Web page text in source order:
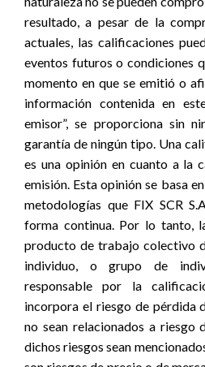
resultado, a pesar de la
actuales, las calificaciones
eventos futuros o condiciones
momento en que se emitió o
información contenida en
emisor”, se proporciona sin
garantía de ningún tipo. Una
es una opinión en cuanto a la
emisión. Esta opinión se basa
metodologías que FIX SCR
forma continua. Por lo tanto,
producto de trabajo colectivo
individuo, o grupo de
responsable por la
incorpora el riesgo de pérdida
no sean relacionados a riesgo
dichos riesgos sean